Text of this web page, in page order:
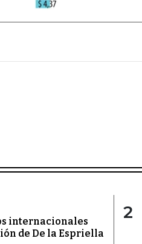
internacionales
de De la Espriella
2